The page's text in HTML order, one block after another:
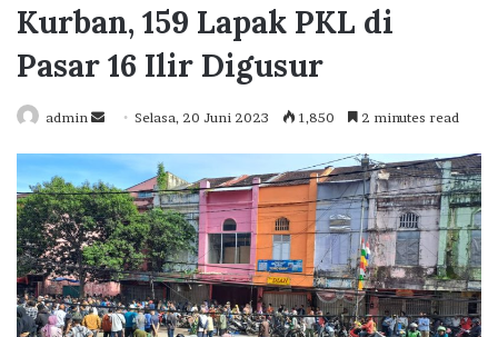
Kurban, 159 Lapak PKL di
Pasar 16 Ilir Digusur
admin
Send Selasa, 20 Juni 2023 1,850 2 minutes read